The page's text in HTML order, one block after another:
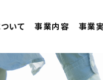
いて 事業内容 事業